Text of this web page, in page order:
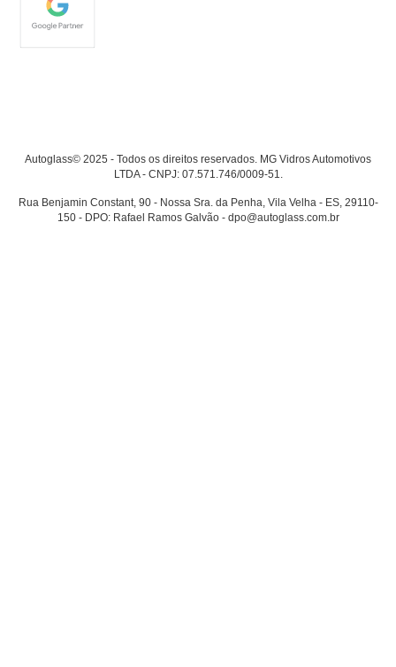
Autoglass© 2025 - Todos os direitos reservados. MG Vidros Automotivos
LTDA - CNPJ: 07.571.746/0009-51.
Rua Benjamin Constant, 90 - Nossa Sra. da Penha, Vila Velha - ES, 29110-
150 - DPO: Rafael Ramos Galvão - dpo@autoglass.com.br